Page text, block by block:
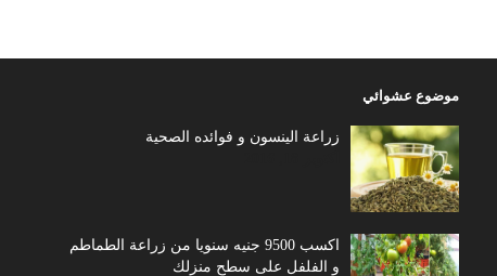
موضوع عشوائي
زراعة الينسون و فوائده الصحية
اكسب 9500 جنيه سنويا من زراعة الطماطم
و الفلفل على سطح منزلك